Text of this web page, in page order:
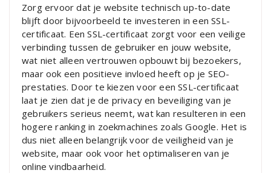
Zorg ervoor dat je website technisch up-to-date
blijft door bijvoorbeeld te investeren in een SSL-
certificaat. Een SSL-certificaat zorgt voor een veilige
verbinding tussen de gebruiker en jouw website,
wat niet alleen vertrouwen opbouwt bij bezoekers,
maar ook een positieve invloed heeft op je SEO-
prestaties. Door te kiezen voor een SSL-certificaat
laat je zien dat je de privacy en beveiliging van je
gebruikers serieus neemt, wat kan resulteren in een
hogere ranking in zoekmachines zoals Google. Het is
dus niet alleen belangrijk voor de veiligheid van je
website, maar ook voor het optimaliseren van je
online vindbaarheid.